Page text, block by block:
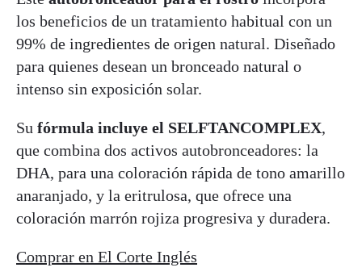
los beneficios de un tratamiento habitual con un
99% de ingredientes de origen natural. Diseñado
para quienes desean un bronceado natural o
intenso sin exposición solar.
Su fórmula incluye el SELFTANCOMPLEX,
que combina dos activos autobronceadores: la
DHA, para una coloración rápida de tono amarillo
anaranjado, y la eritrulosa, que ofrece una
coloración marrón rojiza progresiva y duradera.
Comprar en El Corte Inglés